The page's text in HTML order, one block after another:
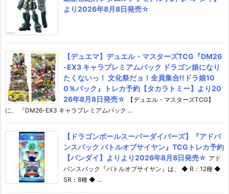
より2026年8月8日発売☆
【デュエマ】デュエル・マスターズTCG『DM26
-EX3 キャラプレミアムパック ドラゴン娘になり
たくないっ！ 文化祭だョ！全員集合!!ドラ娘10
0％パック』トレカ予約【タカラトミー】より20
26年8月8日発売☆
【デュエル・マスターズTCG】
に、 『DM26-EX3 キャラプレミアムパック ...
【ドラゴンボールスーパーダイバーズ】『アドバ
ンスパック バトルオブサイヤン』TCGトレカ予約
【バンダイ】よりより2026年8月8日発売☆ アド
バンスパック『バトルオブサイヤン』は、 ◆ R：12種 ◆
SR：8種 ◆ ...